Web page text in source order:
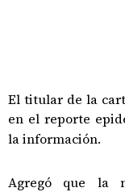
El titular de la
en el reporte
la información.
Agregó que la